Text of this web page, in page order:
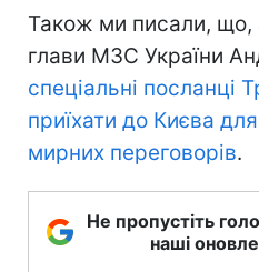
Також ми писали, що,
глави МЗС України
спеціальні посланці
приїхати до Києва
мирних переговорів.
Не пропустіть
наші